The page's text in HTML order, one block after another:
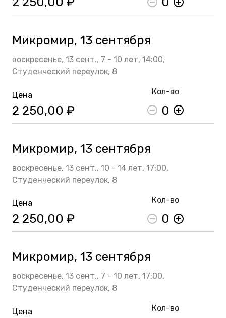
Микромир, 13 сентября
воскресенье, 13 сент., 7 - 10 лет, 14:00,
Студенческий переулок, 8
Цена
2 250,00 ₽
Кол-во
0
Микромир, 13 сентября
воскресенье, 13 сент., 10 - 14 лет, 17:00,
Студенческий переулок, 8
Цена
2 250,00 ₽
Кол-во
0
Микромир, 13 сентября
воскресенье, 13 сент., 7 - 10 лет, 17:00,
Студенческий переулок, 8
Цена Кол-во